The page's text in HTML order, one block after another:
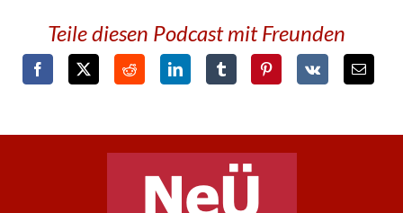
Teile diesen Podcast mit Freunden